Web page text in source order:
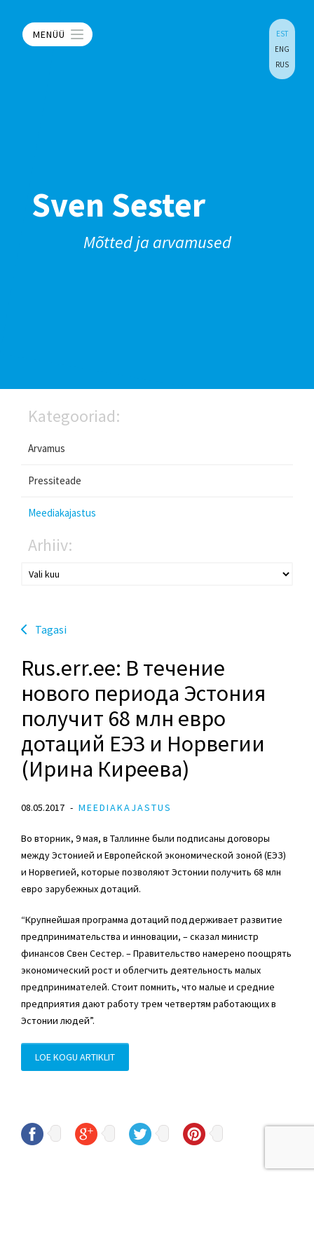
MENÜÜ
EST
ENG
RUS
Sven Sester
Mõtted ja arvamused
Kategooriad:
Arvamus
Pressiteade
Meediakajastus
Arhiiv:
Tagasi
Rus.err.ee: В течение
нового периода Эстония
получит 68 млн евро
дотаций ЕЭЗ и Норвегии
(Ирина Киреева)
08.05.2017 MEEDIAKAJASTUS
Во вторник, 9 мая, в Таллинне были подписаны договоры
между Эстонией и Европейской экономической зоной (ЕЭЗ)
и Норвегией, которые позволяют Эстонии получить 68 млн
евро зарубежных дотаций.
“Крупнейшая программа дотаций поддерживает развитие
предпринимательства и инновации, – сказал министр
финансов Свен Сестер. – Правительство намерено поощрять
экономический рост и облегчить деятельность малых
предпринимателей. Стоит помнить, что малые и средние
предприятия дают работу трем четвертям работающих в
Эстонии людей”.
LOE KOGU ARTIKLIT